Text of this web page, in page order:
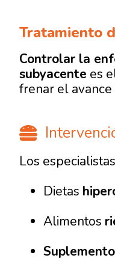
Tratamiento
Controlar la
subyacente es
frenar el
Los
Dietas
Alimentos